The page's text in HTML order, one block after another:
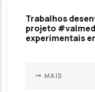
Trabalhos
projeto
experimentais
MAIS